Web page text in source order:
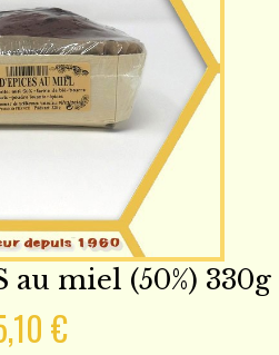
au miel (50%) 330g
€